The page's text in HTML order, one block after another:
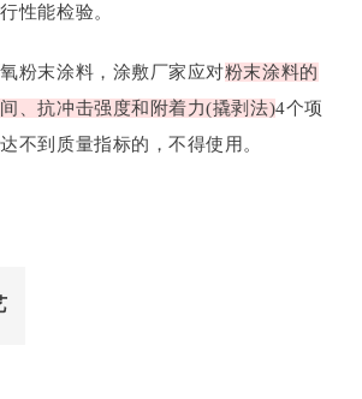
性能检验。
粉末涂料，涂敷厂家应对粉末涂料的
、抗冲击强度和附着力(撬剥法)4个项
不到质量指标的，不得使用。